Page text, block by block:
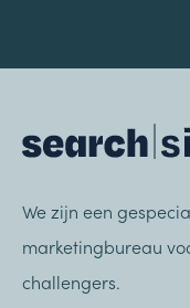
We zijn een
marketingbureau
challengers.